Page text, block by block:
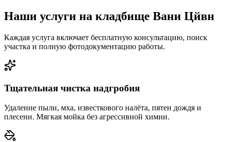
Наши услуги на кладбище Вани Цйвн
Каждая услуга включает бесплатную консультацию, поиск
участка и полную фотодокументацию работы.
Тщательная чистка надгробия
Удаление пыли, мха, известкового налёта, пятен дождя и
плесени. Мягкая мойка без агрессивной химии.